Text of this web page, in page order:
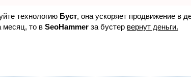
технологию Буст, она ускоряет продвижение в
месяц, то в SeoHammer за бустер вернут деньги.